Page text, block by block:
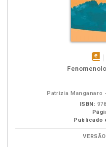
Patrizia Manganaro
ISBN:
Publicado